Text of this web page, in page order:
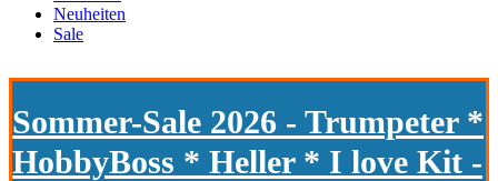
Neuheiten
Sale
Sommer-Sale 2026 - Trumpeter *
HobbyBoss * Heller * I love Kit -